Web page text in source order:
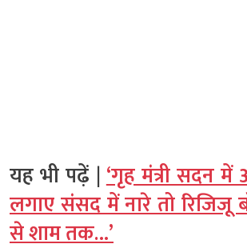
यह भी पढ़ें |‘गृह मंत्री सदन में
लगाए संसद में नारे तो रिजिजू
से शाम तक…’